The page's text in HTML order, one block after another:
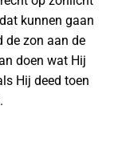
kunnen gaan
de zon aan de
doen wat Hij
Hij deed toen